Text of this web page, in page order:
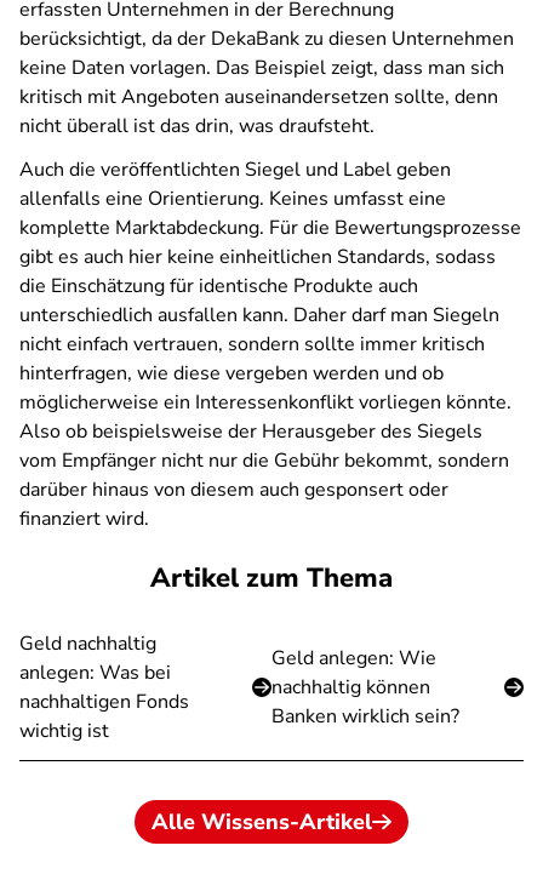
erfassten Unternehmen in der Berechnung
berücksichtigt, da der DekaBank zu diesen Unternehmen
keine Daten vorlagen. Das Beispiel zeigt, dass man sich
kritisch mit Angeboten auseinandersetzen sollte, denn
nicht überall ist das drin, was draufsteht.
Auch die veröffentlichten Siegel und Label geben
allenfalls eine Orientierung. Keines umfasst eine
komplette Marktabdeckung. Für die Bewertungsprozesse
gibt es auch hier keine einheitlichen Standards, sodass
die Einschätzung für identische Produkte auch
unterschiedlich ausfallen kann. Daher darf man Siegeln
nicht einfach vertrauen, sondern sollte immer kritisch
hinterfragen, wie diese vergeben werden und ob
möglicherweise ein Interessenkonflikt vorliegen könnte.
Also ob beispielsweise der Herausgeber des Siegels
vom Empfänger nicht nur die Gebühr bekommt, sondern
darüber hinaus von diesem auch gesponsert oder
finanziert wird.
Artikel zum Thema
Geld nachhaltig
anlegen: Was bei
nachhaltigen Fonds
wichtig ist
Geld anlegen: Wie
nachhaltig können
Banken wirklich sein?
Alle Wissens-Artikel